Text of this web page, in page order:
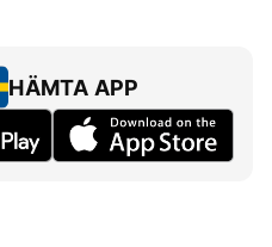
HÄMTA APP